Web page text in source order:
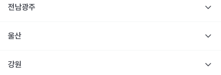
전남광주
울산
강원